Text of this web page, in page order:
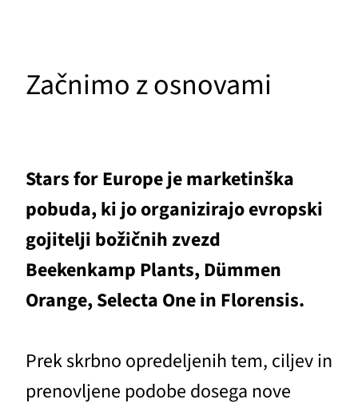
Začnimo z osnovami
Stars for Europe je marketinška
pobuda, ki jo organizirajo evropski
gojitelji božičnih zvezd
Beekenkamp Plants, Dümmen
Orange, Selecta One in Florensis.
Prek skrbno opredeljenih tem, ciljev in
prenovljene podobe dosega nove